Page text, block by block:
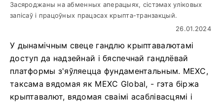
Засяроджаны на абменных аперацыях, сістэмах уліковых
запісаў і працоўных працэсах крыпта-транзакцый.
26.01.2024
У дынамічным свеце гандлю крыптавалютамі
доступ да надзейнай і бяспечнай гандлёвай
платформы з'яўляецца фундаментальным. MEXC,
таксама вядомая як MEXC Global, - гэта біржа
крыптавалют, вядомая сваімі асаблівасцямі і